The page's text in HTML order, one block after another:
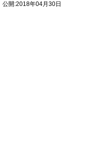
公開:2018年04月30日